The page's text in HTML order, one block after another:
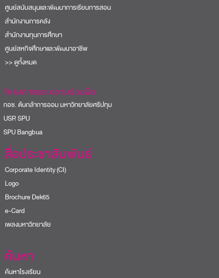
ศูนย์สนับสนุนและพัฒนาการเรียนการสอน
สำนักงานการคลัง
สำนักงานทุนการศึกษา
ศูนย์สหกิจศึกษาและพัฒนาอาชีพ
>> ดูทั้งหมด
โครงการและความร่วมมือ
ช. ต้นกล้าการออม มหาวิทยาลัยศรีปทุม
SPU
Bangbua
สื่อประชาสัมพันธ์
Corporate Identity (CI)
Logo
Brochure Dek65
e-Card
เพลงมหาวิทยาลัย
ค้นหา
ค้นหาโรงเรียน